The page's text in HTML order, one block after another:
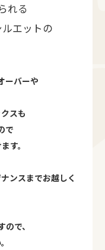
れる
エットの
ーバーや
スも
で
す。
ンスまでお越しく
で、